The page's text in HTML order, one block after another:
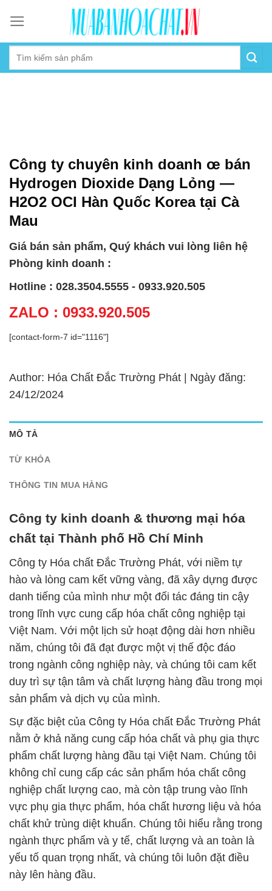
content
Công ty chuyên kinh doanh œ bán
Hydrogen Dioxide Dạng Lỏng —
H2O2 OCI Hàn Quốc Korea tại Cà
Mau
Giá bán sản phẩm, Quý khách vui lòng liên hệ
Phòng kinh doanh :
Hotline : 028.3504.5555 - 0933.920.505
ZALO : 0933.920.505
[contact-form-7 id="1116"]
Author: Hóa Chất Đắc Trường Phát | Ngày đăng:
24/12/2024
MÔ TẢ
TỪ KHÓA
THÔNG TIN MUA HÀNG
Công ty kinh doanh & thương mại hóa
chất tại Thành phố Hồ Chí Minh
Công ty Hóa chất Đắc Trường Phát, với niềm tự
hào và lòng cam kết vững vàng, đã xây dựng được
danh tiếng của mình như một đối tác đáng tin cậy
trong lĩnh vực cung cấp hóa chất công nghiệp tại
Việt Nam. Với một lịch sử hoạt động dài hơn nhiều
năm, chúng tôi đã đạt được một vị thế độc đáo
trong ngành công nghiệp này, và chúng tôi cam kết
duy trì sự tận tâm và chất lượng hàng đầu trong mọi
sản phẩm và dịch vụ của mình.
Sự đặc biệt của Công ty Hóa chất Đắc Trường Phát
nằm ở khả năng cung cấp hóa chất và phụ gia thực
phẩm chất lượng hàng đầu tại Việt Nam. Chúng tôi
không chỉ cung cấp các sản phẩm hóa chất công
nghiệp chất lượng cao, mà còn tập trung vào lĩnh
vực phụ gia thực phẩm, hóa chất hương liệu và hóa
chất khử trùng diệt khuẩn. Chúng tôi hiểu rằng trong
ngành thực phẩm và y tế, chất lượng và an toàn là
yếu tố quan trọng nhất, và chúng tôi luôn đặt điều
này lên hàng đầu.